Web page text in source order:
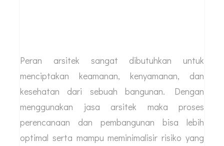
Peran arsitek sangat dibutuhkan untuk
menciptakan keamanan, kenyamanan, dan
kesehatan dari sebuah bangunan. Dengan
menggunakan jasa arsitek maka proses
perencanaan dan pembangunan bisa lebih
optimal serta mampu meminimalisir risiko yang